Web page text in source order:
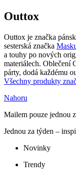
Outtox
Outtox je značka
sesterská značka
a touhy po nových
materiálech. Oblečení
párty, dodá každému
Všechny produkty
Nahoru
Mailem pouze jednou
Jednou za týden –
Novinky
Trendy